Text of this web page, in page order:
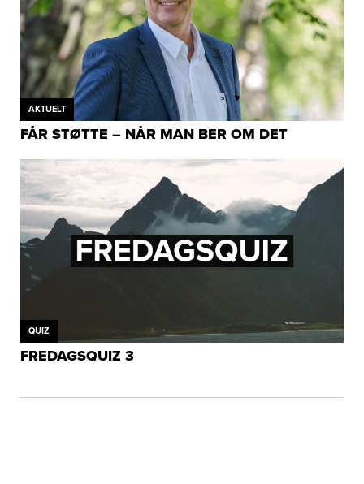
AKTUELT
FÅR STØTTE – NÅR MAN BER OM DET
QUIZ
FREDAGSQUIZ 3